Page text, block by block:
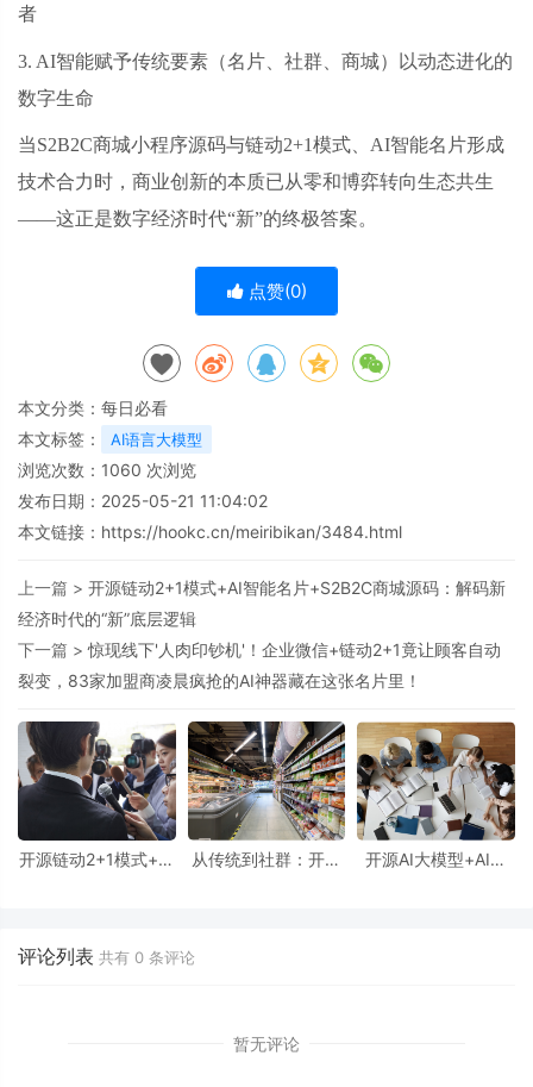
者
3. AI智能赋予传统要素（名片、社群、商城）以动态进化的
数字生命
当S2B2C商城小程序源码与链动2+1模式、AI智能名片形成
技术合力时，商业创新的本质已从零和博弈转向生态共生
——这正是数字经济时代“新”的终极答案。
点赞(0)
本文分类： 每日必看
本文标签：
AI语言大模型
浏览次数： 1060 次浏览
发布日期：2025-05-21 11:04:02
本文链接： https://hookc.cn/meiribikan/3484.html
上一篇 > 开源链动2+1模式+AI智能名片+S2B2C商城源码：解码新
经济时代的“新”底层逻辑
下一篇 > 惊现线下'人肉印钞机'！企业微信+链动2+1竟让顾客自动
裂变，83家加盟商凌晨疯抢的AI神器藏在这张名片里！
开源链动2+1模式+AI
从传统到社群：开源
开源AI大模型+AI智
评论列表 共有 0 条评论
暂无评论